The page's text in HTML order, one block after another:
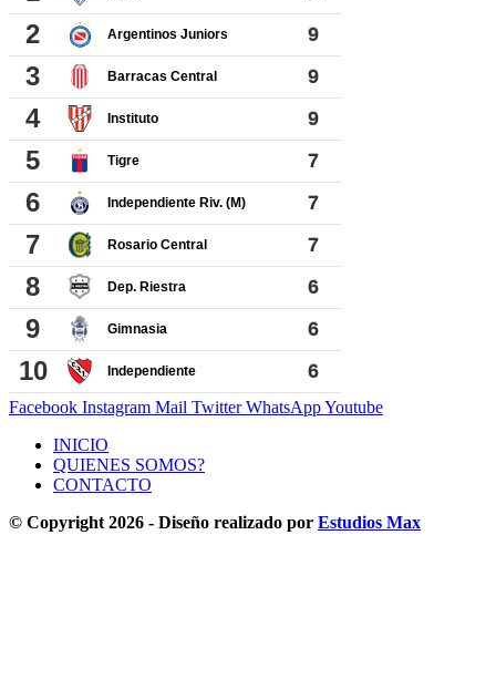
Facebook Instagram Mail Twitter WhatsAppYoutube
INICIO
QUIENES SOMOS?
CONTACTO
© Copyright 2026 - Diseño realizado por Estudios Max